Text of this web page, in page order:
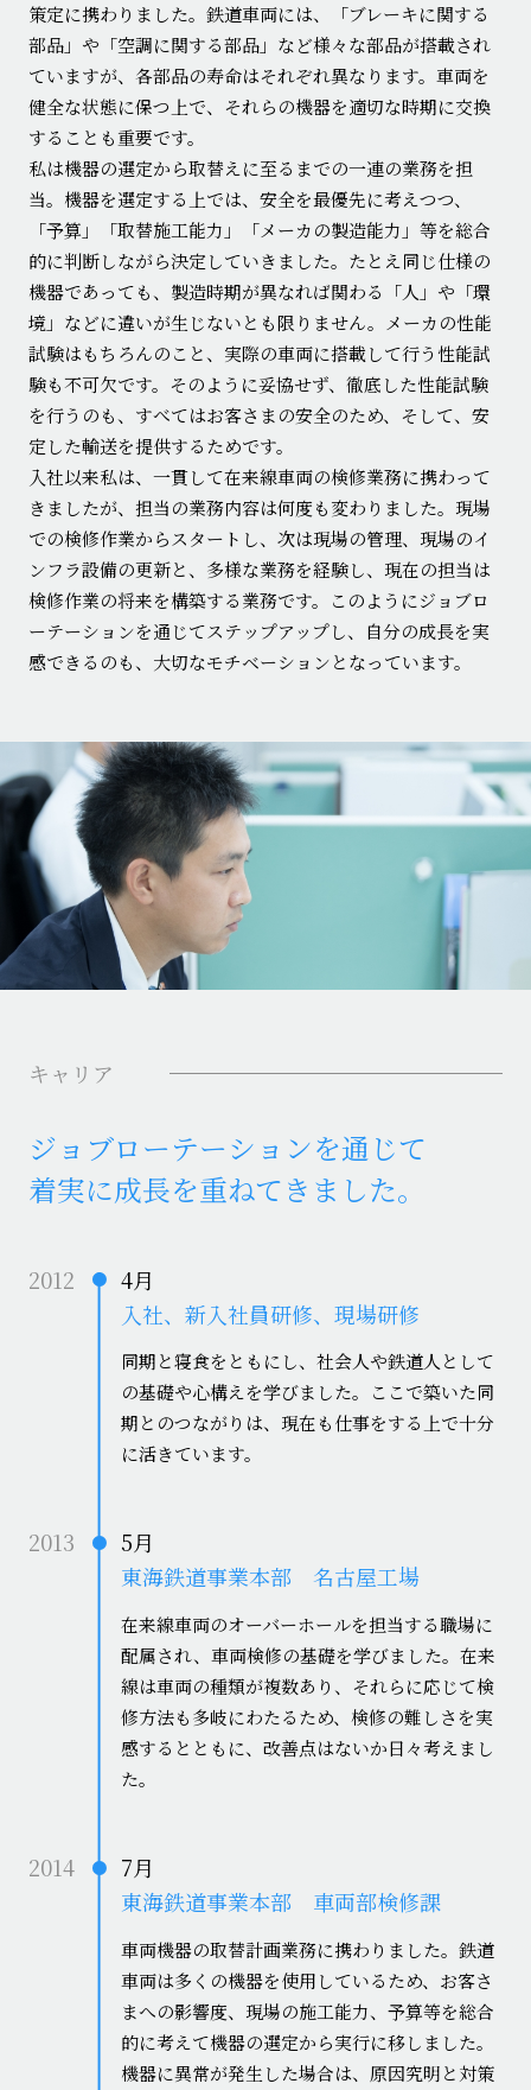
策定に携わりました。鉄道車両には、「ブレーキに関する
部品」や「空調に関する部品」など様々な部品が搭載され
ていますが、各部品の寿命はそれぞれ異なります。車両を
健全な状態に保つ上で、それらの機器を適切な時期に交換
することも重要です。
私は機器の選定から取替えに至るまでの一連の業務を担
当。機器を選定する上では、安全を最優先に考えつつ、
「予算」「取替施工能力」「メーカの製造能力」等を総合
的に判断しながら決定していきました。たとえ同じ仕様の
機器であっても、製造時期が異なれば関わる「人」や「環
境」などに違いが生じないとも限りません。メーカの性能
試験はもちろんのこと、実際の車両に搭載して行う性能試
験も不可欠です。そのように妥協せず、徹底した性能試験
を行うのも、すべてはお客さまの安全のため、そして、安
定した輸送を提供するためです。
入社以来私は、一貫して在来線車両の検修業務に携わって
きましたが、担当の業務内容は何度も変わりました。現場
での検修作業からスタートし、次は現場の管理、現場のイ
ンフラ設備の更新と、多様な業務を経験し、現在の担当は
検修作業の将来を構築する業務です。このようにジョブロ
ーテーションを通じてステップアップし、自分の成長を実
感できるのも、大切なモチベーションとなっています。
キャリア
ジョブローテーションを通じて
着実に成長を重ねてきました。
2012
4月
入社、新入社員研修、現場研修
同期と寝食をともにし、社会人や鉄道人として
の基礎や心構えを学びました。ここで築いた同
期とのつながりは、現在も仕事をする上で十分
に活きています。
2013
5月
東海鉄道事業本部 名古屋工場
在来線車両のオーバーホールを担当する職場に
配属され、車両検修の基礎を学びました。在来
線は車両の種類が複数あり、それらに応じて検
修方法も多岐にわたるため、検修の難しさを実
感するとともに、改善点はないか日々考えまし
た。
2014
7月
東海鉄道事業本部 車両部検修課
車両機器の取替計画業務に携わりました。鉄道
車両は多くの機器を使用しているため、お客さ
まへの影響度、現場の施工能力、予算等を総合
的に考えて機器の選定から実行に移しました。
機器に異常が発生した場合は、原因究明と対策